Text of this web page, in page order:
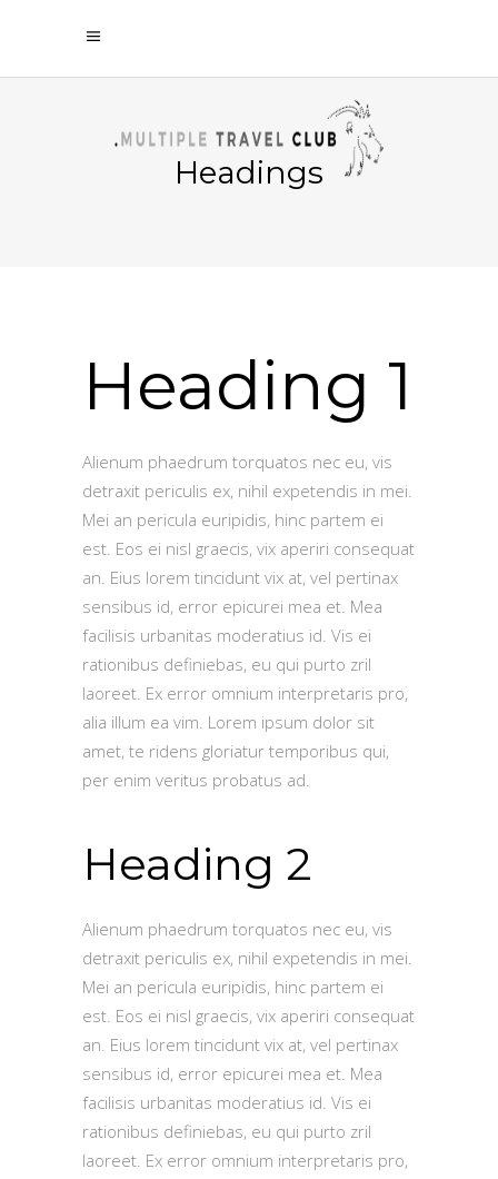
Headings
Heading 1
Alienum phaedrum torquatos nec eu, vis
detraxit periculis ex, nihil expetendis in mei.
Mei an pericula euripidis, hinc partem ei
est. Eos ei nisl graecis, vix aperiri consequat
an. Eius lorem tincidunt vix at, vel pertinax
sensibus id, error epicurei mea et. Mea
facilisis urbanitas moderatius id. Vis ei
rationibus definiebas, eu qui purto zril
laoreet. Ex error omnium interpretaris pro,
alia illum ea vim. Lorem ipsum dolor sit
amet, te ridens gloriatur temporibus qui,
per enim veritus probatus ad.
Heading 2
Alienum phaedrum torquatos nec eu, vis
detraxit periculis ex, nihil expetendis in mei.
Mei an pericula euripidis, hinc partem ei
est. Eos ei nisl graecis, vix aperiri consequat
an. Eius lorem tincidunt vix at, vel pertinax
sensibus id, error epicurei mea et. Mea
facilisis urbanitas moderatius id. Vis ei
rationibus definiebas, eu qui purto zril
laoreet. Ex error omnium interpretaris pro,